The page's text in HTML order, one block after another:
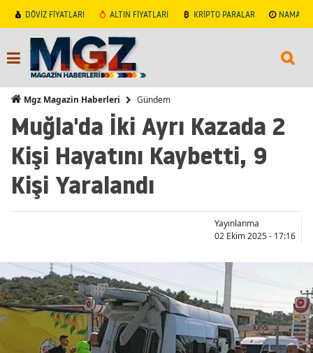
DÖVİZ FİYATLARI ALTIN FİYATLARI KRİPTO PARALAR NAMAZ
Mgz Magazin Haberleri Gündem
Muğla'da İki Ayrı Kazada 2
Kişi Hayatını Kaybetti, 9
Kişi Yaralandı
Yayınlanma
02 Ekim 2025 - 17:16